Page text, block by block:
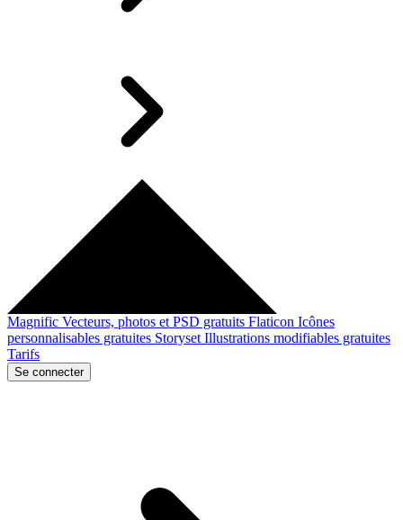
Magnific Vecteurs, photos et PSD gratuits Flaticon Icônes
personnalisables gratuites Storyset Illustrations modifiables gratuites
Tarifs
Se connecter